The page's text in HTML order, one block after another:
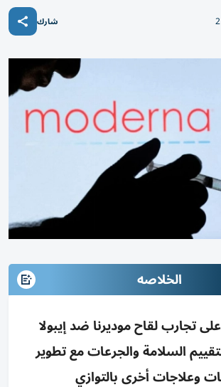
شارك
الخلاصه
تجارب لقاح موديرنا ضد إيبولا
السلامة والجرعات مع تطوير
وعلاجات أخرى بالتوازي